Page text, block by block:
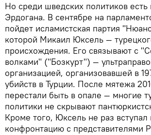
Но среди шведских политиков есть
Эрдогана. В сентябре на
пойдет исламистская партия
которой Микаил Юксель —
происхождения. Его связывают с
волками" ("Бозкурт") —
организацией, организовавшей в
убийств в Турции. После мятежа
перестали быть в опале — многие
политики не скрывают
Кроме того, Юксель не раз вступал
конфронтацию с представителями